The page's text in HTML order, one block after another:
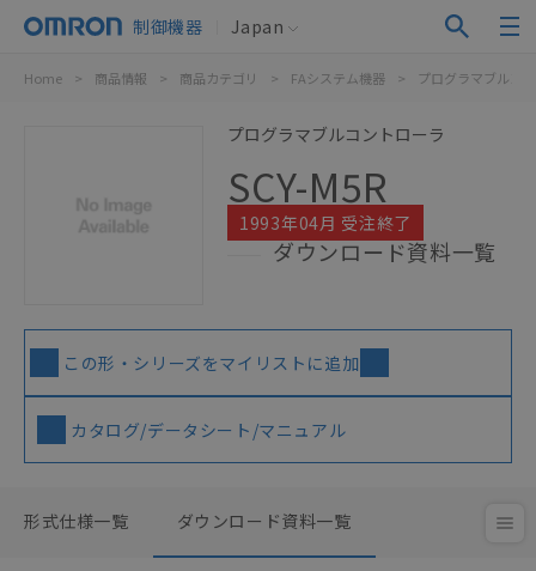
制御機器 Japan
Home > 商品情報 > 商品カテゴリ > FAシステム機器 > プログラマブルコ
プログラマブルコントローラ
SCY-M5R
1993年04月 受注終了
ダウンロード資料一覧
この形・シリーズをマイリストに追加
カタログ/データシート/マニュアル
形式仕様一覧 ダウンロード資料一覧